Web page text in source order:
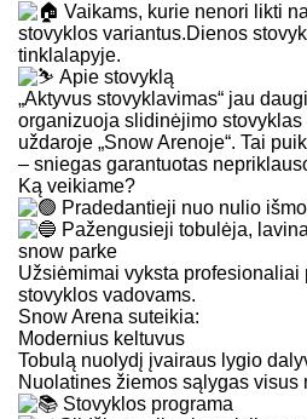
Vaikams, kurie nenori likti
stovyklos variantus.Dienos
tinklalapyje.
Apie stovyklą
„Aktyvus stovyklavimas“ jau
organizuoja slidinėjimo
uždaroje „Snow Arenoje“. Tai
– sniegas garantuotas
Ką veikiame?
Pradedantieji nuo nulio
Pažengusieji tobulėja,
snow parke
Užsiėmimai vyksta profesionaliai
stovyklos vadovams.
Snow Arena suteikia:
Modernius keltuvus
Tobulą nuolydį įvairaus lygio
Nuolatines žiemos sąlygas visus
Stovyklos programa